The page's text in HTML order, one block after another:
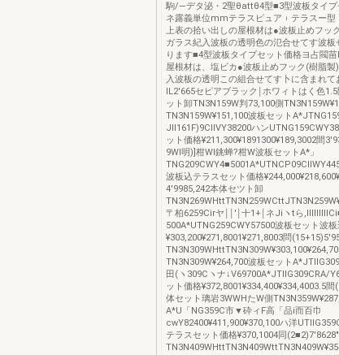
駒/―デタ泌・2聖θattθ4型■3型波板タイプ
ネ露義単位mmテラスピュア︲テラスー型
上表の拾い出しの屋根材は●波板止めフッ
ガラス紀入波板の透明色の氾合せてす波板
ります■4型波板タイプセット価格ヨ占閥
屋根材は、塩ビカ●波板止めフック(樹脂製
入波板の透明この組合せてす卜に含まれ
IL2′665セピアブラック￨ホワィトはく色
ット卸TN3N159W判73,100側
TN3N159W¥151,100波板セット
Jll161F)9CllVY38200ハン
ット価格¥211,300¥1891300¥189,3002間
9WI明)]柑WI銚蝉?柑W波板セットA*」
波板込テラスセット価格
4′9985,242本体セツト卸
〒柏6259Cirヤ￨￨'￨十1+￨ネJiヽtら
500A*UTNG259CWY57500波板セット波
¥303,200¥271,8001¥271,8003問
TN3N309W¥264,700波板セット
田(ヽ309Cヽナ↓V69700A*JTllG309CRA/
ット価格¥372,8001¥334,400¥334,4003.5間
体セット璃岩3WWHたW側
A*U「NG359C市▼砕ィF高「品i而百巾
cwY82400¥411,900¥370,100ハ洋
テラスセット価格¥370,1004同